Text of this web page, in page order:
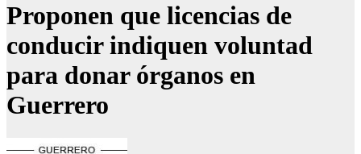
Proponen que licencias de
conducir indiquen voluntad
para donar órganos en
Guerrero